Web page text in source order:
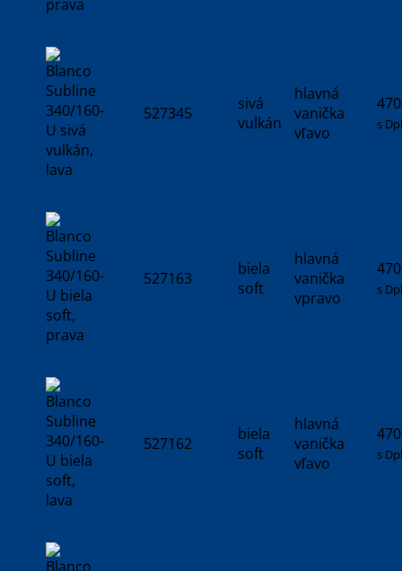
527345
sivá
vulkán
hlavná
vanička
vľavo
s
527163
biela
soft
hlavná
vanička
vpravo
s
527162
biela
soft
hlavná
vanička
vľavo
s